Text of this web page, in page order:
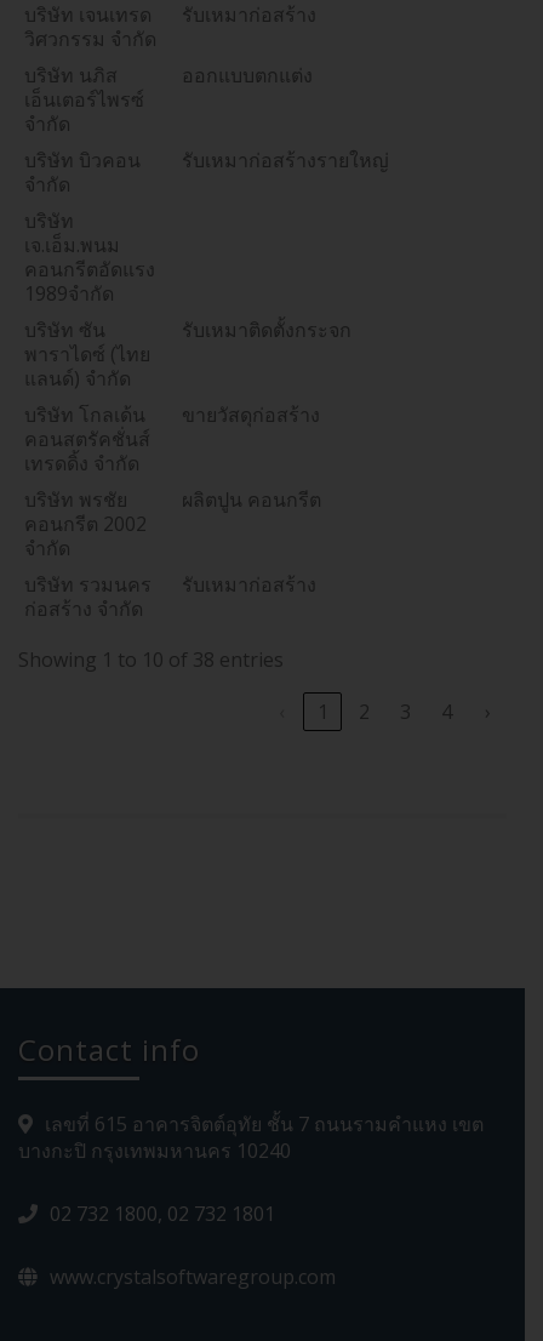
บริษัท เจนเทรด
วิศวกรรม จำกัด
รับเหมาก่อสร้าง
บริษัท นภิส
เอ็นเตอร์ไพรซ์
จำกัด
ออกแบบตกแต่ง
บริษัท บิวคอน
จำกัด
รับเหมาก่อสร้างรายใหญ่
บริษัท
เจ.เอ็ม.พนม
คอนกรีตอัดแรง
1989จำกัด
บริษัท ซัน
พาราไดซ์ (ไทย
แลนด์) จำกัด
รับเหมาติดตั้งกระจก
บริษัท โกลเด้น
คอนสตรัคชั่นส์
เทรดดิ้ง จำกัด
ขายวัสดุก่อสร้าง
บริษัท พรชัย
คอนกรีต 2002
จำกัด
ผลิตปูน คอนกรีต
บริษัท รวมนคร
ก่อสร้าง จำกัด
รับเหมาก่อสร้าง
Showing 1 to 10 of 38 entries
1 2 3 4 ›
Contact info
เลขที่ 615 อาคารจิตต์อุทัย ชั้น 7 ถนนรามคำแหง เขต
บางกะปิ กรุงเทพมหานคร 10240
02 732 1800, 02 732 1801
www.crystalsoftwaregroup.com